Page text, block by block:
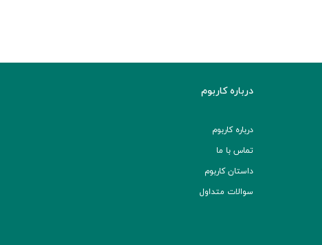
درباره کاربوم
درباره کاربوم
تماس با ما
داستان کاربوم
سوالات متداول